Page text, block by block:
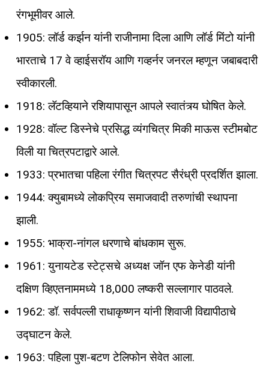
रंगभूमीवर आले.
1905: लॉर्ड कर्झन यांनी राजीनामा दिला आणि लॉर्ड मिंटो यांनी
भारताचे 17 वे व्हाईसरॉय आणि गव्हर्नर जनरल म्हणून जबाबदारी
स्वीकारली.
1918: लॅटव्हियाने रशियापासून आपले स्वातंत्र्य घोषित केले.
1928: वॉल्ट डिस्नेचे प्रसिद्ध व्यंगचित्र मिकी माऊस स्टीमबोट
विली या चित्रपटाद्वारे आले.
1933: प्रभातचा पहिला रंगीत चित्रपट सैरंध्री प्रदर्शित झाला.
1944: क्युबामध्ये लोकप्रिय समाजवादी तरुणांची स्थापना
झाली.
1955: भाक्रा-नांगल धरणाचे बांधकाम सुरू.
1961: युनायटेड स्टेट्सचे अध्यक्ष जॉन एफ केनेडी यांनी
दक्षिण व्हिएतनाममध्ये 18,000 लष्करी सल्लागार पाठवले.
1962: डॉ. सर्वपल्ली राधाकृष्णन यांनी शिवाजी विद्यापीठाचे
उद्घाटन केले.
1963: पहिला पुश-बटण टेलिफोन सेवेत आला.